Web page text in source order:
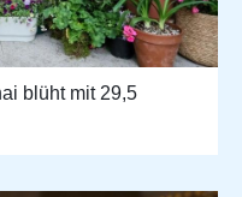
blüht mit 29,5